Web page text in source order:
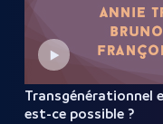
Transgénérationnel
est-ce possible ?